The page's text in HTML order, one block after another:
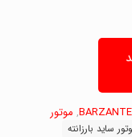
, موتور
ساید بارزانته